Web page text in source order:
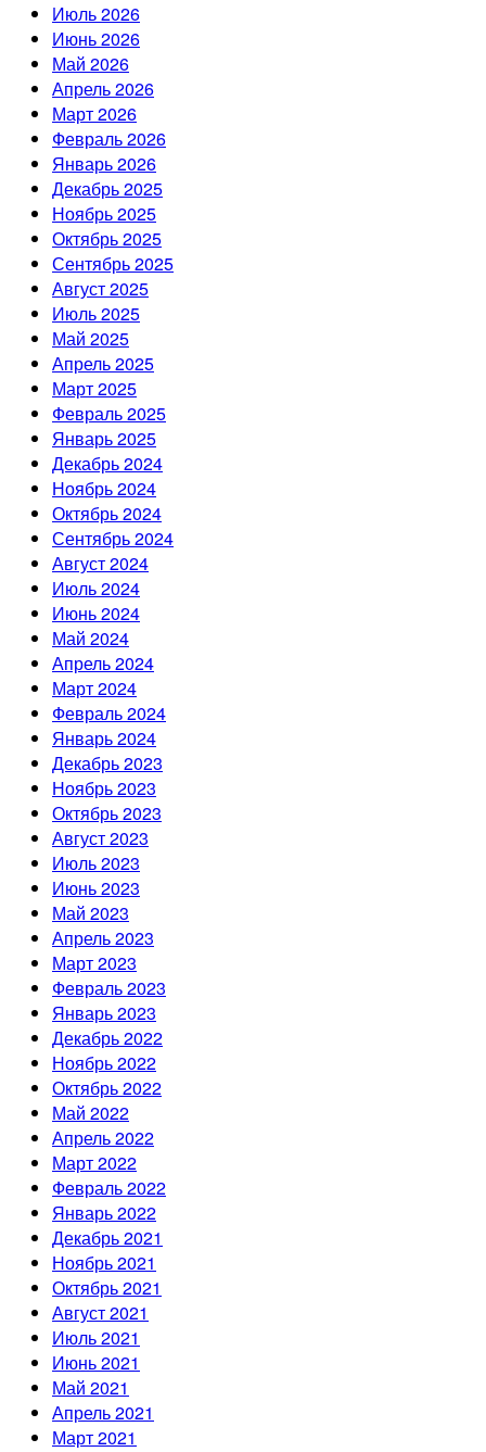
Июль 2026
Июнь 2026
Май 2026
Апрель 2026
Март 2026
Февраль 2026
Январь 2026
Декабрь 2025
Ноябрь 2025
Октябрь 2025
Сентябрь 2025
Август 2025
Июль 2025
Май 2025
Апрель 2025
Март 2025
Февраль 2025
Январь 2025
Декабрь 2024
Ноябрь 2024
Октябрь 2024
Сентябрь 2024
Август 2024
Июль 2024
Июнь 2024
Май 2024
Апрель 2024
Март 2024
Февраль 2024
Январь 2024
Декабрь 2023
Ноябрь 2023
Октябрь 2023
Август 2023
Июль 2023
Июнь 2023
Май 2023
Апрель 2023
Март 2023
Февраль 2023
Январь 2023
Декабрь 2022
Ноябрь 2022
Октябрь 2022
Май 2022
Апрель 2022
Март 2022
Февраль 2022
Январь 2022
Декабрь 2021
Ноябрь 2021
Октябрь 2021
Август 2021
Июль 2021
Июнь 2021
Май 2021
Апрель 2021
Март 2021